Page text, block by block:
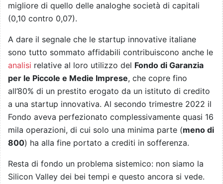
migliore di quello delle analoghe società di capitali
(0,10 contro 0,07).
A dare il segnale che le startup innovative italiane
sono tutto sommato affidabili contribuiscono anche le
analisi relative al loro utilizzo del Fondo di Garanzia
per le Piccole e Medie Imprese, che copre fino
all’80% di un prestito erogato da un istituto di credito
a una startup innovativa. Al secondo trimestre 2022 il
Fondo aveva perfezionato complessivamente quasi 16
mila operazioni, di cui solo una minima parte (meno di
800) ha alla fine portato a crediti in sofferenza.
Resta di fondo un problema sistemico: non siamo la
Silicon Valley dei bei tempi e questo ancora si vede.